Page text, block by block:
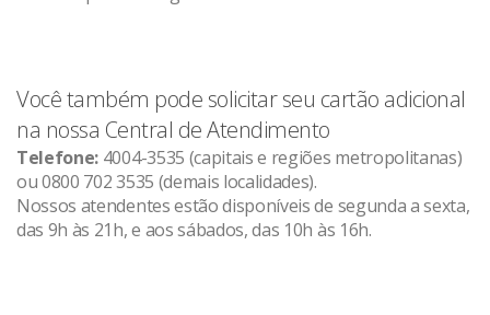
Você também pode solicitar seu cartão adicional
na nossa Central de Atendimento
Telefone: 4004-3535 (capitais e regiões metropolitanas)
ou 0800 702 3535 (demais localidades).
Nossos atendentes estão disponíveis de segunda a sexta,
das 9h às 21h, e aos sábados, das 10h às 16h.